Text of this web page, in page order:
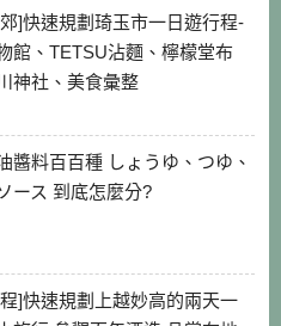
]快速規劃琦玉市一日遊行程-
館、TETSU沾麵、檸檬堂布
神社、美食彙整
醬料百百種 しょうゆ、つゆ、
ース 到底怎麼分?
]快速規劃上越妙高的兩天一